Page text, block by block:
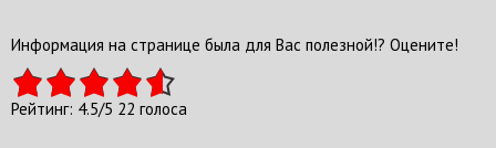
Информация на странице была для Вас полезной!? Оцените!
Рейтинг: 4.5/5 22 голоса